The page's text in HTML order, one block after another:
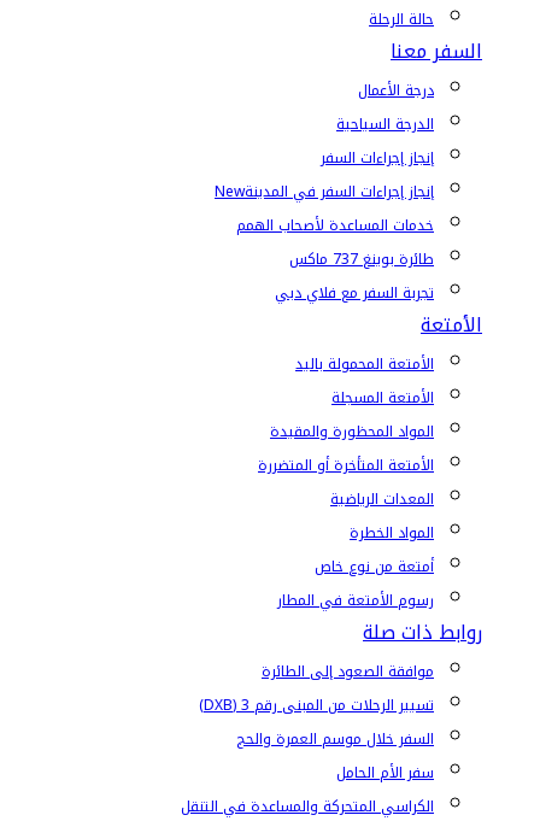
حالة الرحلة
السفر معنا
درجة الأعمال
الدرجة السياحية
إنجاز إجراءات السفر
إنجاز إجراءات السفر في المدينةNew
خدمات المساعدة لأصحاب الهمم
طائرة بوينغ 737 ماكس
تجربة السفر مع فلاي دبي
الأمتعة
الأمتعة المحمولة باليد
الأمتعة المسجلة
المواد المحظورة والمقيدة
الأمتعة المتأخرة أو المتضررة
المعدات الرياضية
المواد الخطرة
أمتعة من نوع خاص
رسوم الأمتعة في المطار
روابط ذات صلة
موافقة الصعود إلى الطائرة
تسيير الرحلات من المبنى رقم 3 (DXB)
السفر خلال موسم العمرة والحج
سفر الأم الحامل
الكراسي المتحركة والمساعدة في التنقل